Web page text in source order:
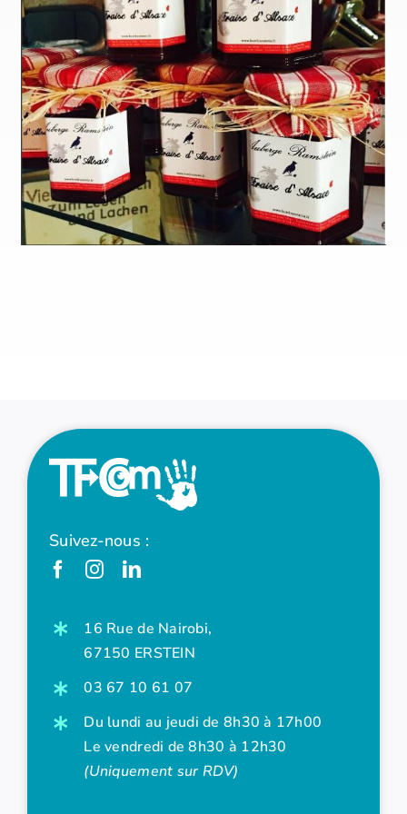
Suivez-nous :
16 Rue de Nairobi,
67150 ERSTEIN
03 67 10 61 07
Du lundi au jeudi de 8h30 à 17h00
Le vendredi de 8h30 à 12h30
(Uniquement sur RDV)